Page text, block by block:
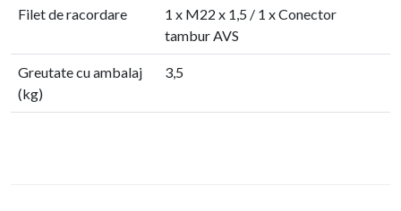
Filet de racordare
1 x M22 x 1,5 / 1 x Conector
tambur AVS
Greutate cu ambalaj
(kg)
3,5